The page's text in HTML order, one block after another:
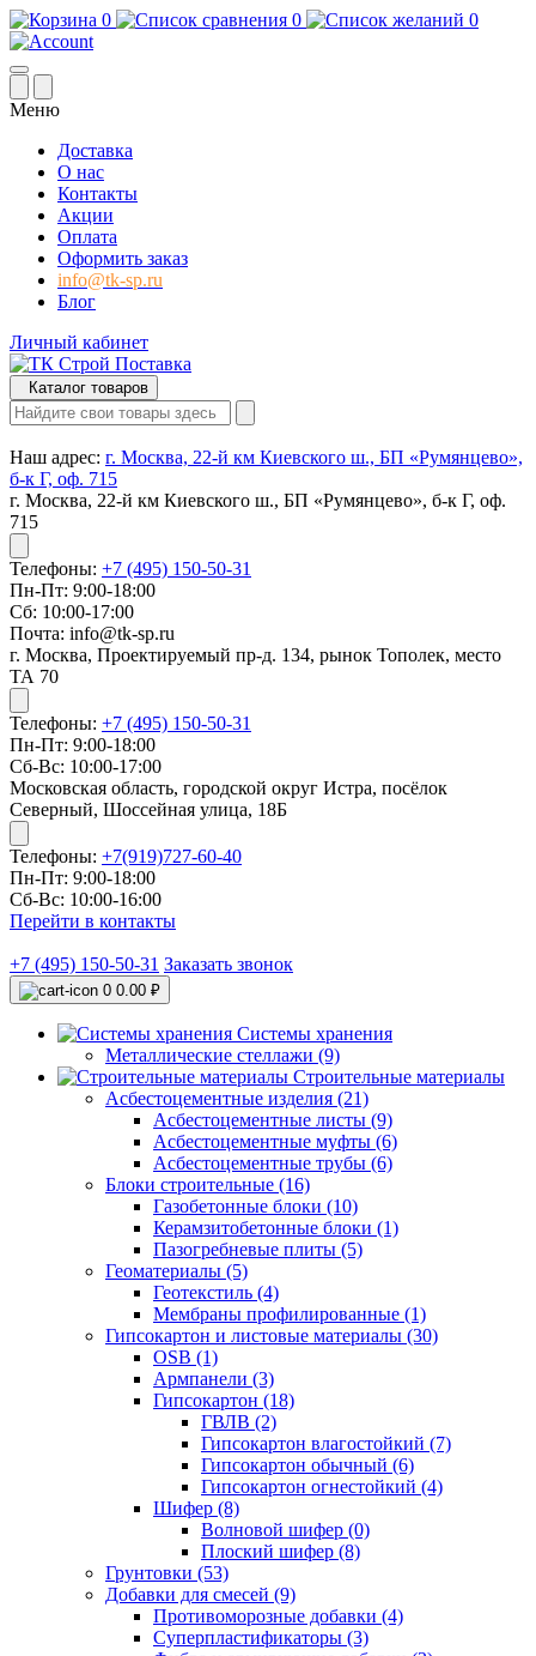
0 0 0
Меню
Доставка
О нас
Контакты
Акции
Оплата
Оформить заказ
info@tk-sp.ru
Блог
Личный кабинет
Каталог товаров
Наш адрес: г. Москва, 22-й км Киевского ш., БП «Румянцево»,
б-к Г, оф. 715
г. Москва, 22-й км Киевского ш., БП «Румянцево», б-к Г, оф.
715
Телефоны: +7 (495) 150-50-31
Пн-Пт: 9:00-18:00
Сб: 10:00-17:00
Почта: info@tk-sp.ru
г. Москва, Проектируемый пр-д. 134, рынок Тополек, место
ТА 70
Телефоны: +7 (495) 150-50-31
Пн-Пт: 9:00-18:00
Сб-Вс: 10:00-17:00
Московская область, городской округ Истра, посёлок
Северный, Шоссейная улица, 18Б
Телефоны: +7(919)727-60-40
Пн-Пт: 9:00-18:00
Сб-Вс: 10:00-16:00
Перейти в контакты
+7 (495) 150-50-31 Заказать звонок
0 0.00 ₽
Системы хранения
Металлические стеллажи (9)
Строительные материалы
Асбестоцементные изделия (21)
Асбестоцементные листы (9)
Асбестоцементные муфты (6)
Асбестоцементные трубы (6)
Блоки строительные (16)
Газобетонные блоки (10)
Керамзитобетонные блоки (1)
Пазогребневые плиты (5)
Геоматериалы (5)
Геотекстиль (4)
Мембраны профилированные (1)
Гипсокартон и листовые материалы (30)
OSB (1)
Армпанели (3)
Гипсокартон (18)
ГВЛВ (2)
Гипсокартон влагостойкий (7)
Гипсокартон обычный (6)
Гипсокартон огнестойкий (4)
Шифер (8)
Волновой шифер (0)
Плоский шифер (8)
Грунтовки (53)
Добавки для смесей (9)
Противоморозные добавки (4)
Суперпластификаторы (3)